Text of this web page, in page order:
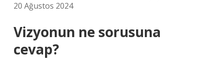
20 Ağustos 2024
Vizyonun ne sorusuna
cevap?